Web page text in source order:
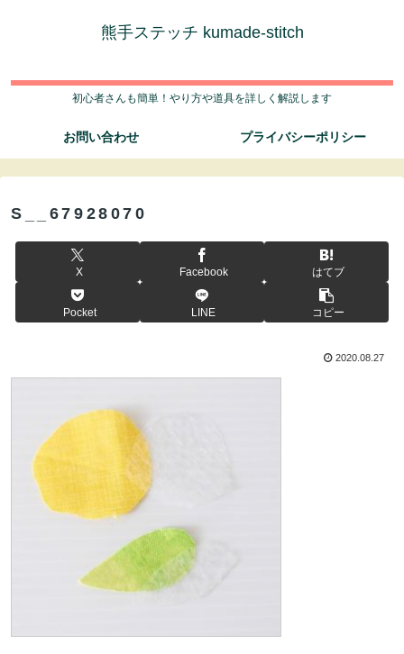
熊手ステッチ kumade-stitch
初心者さんも簡単！やり方や道具を詳しく解説します
お問い合わせ プライバシーポリシー
S__67928070
X Facebook はてブ
Pocket LINE コピー
2020.08.27